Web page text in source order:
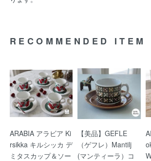
RECOMMENDED ITEM
ARABIA アラビア Ki
rsikka キルシッカ デ
ミタスカップ＆ソー
【美品】GEFLE
（ゲフレ）Mantilj
(マンティーラ）コ